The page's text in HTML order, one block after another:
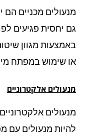
מכניים הם
יחסית פגיעים
מגוון שיטות,
שימוש במפתח מיוחד.
אלקטרוניים
אלקטרוניים
מנעולים עם